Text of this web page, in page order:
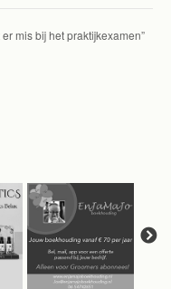
mis bij het praktijkexamen”